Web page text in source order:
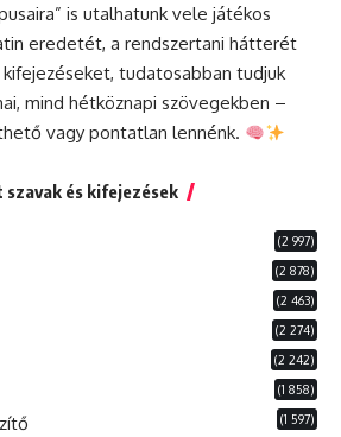
is utalhatunk vele játékos
eredetét, a rendszertani hátterét
tudatosabban tudjuk
mind hétköznapi szövegekben –
vagy pontatlan lennénk.
és kifejezések
(2 997)
(2 878)
(2 463)
(2 274)
(2 242)
(1 858)
(1 597)